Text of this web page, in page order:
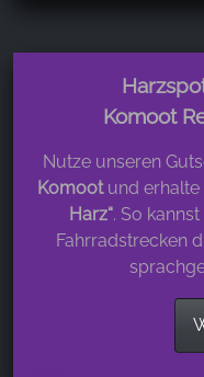
Komoot
Nutze unseren
Komootund erhalte
Harz“. So
Fahrradstrecken